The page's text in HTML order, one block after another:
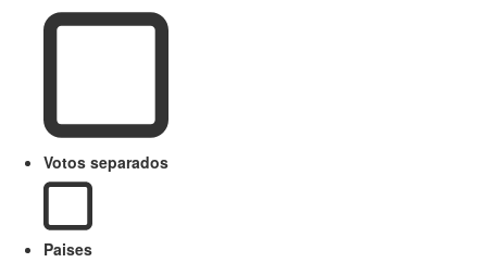
Votos separados
Paises